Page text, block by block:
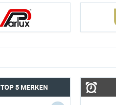
TOP 5 MERKEN